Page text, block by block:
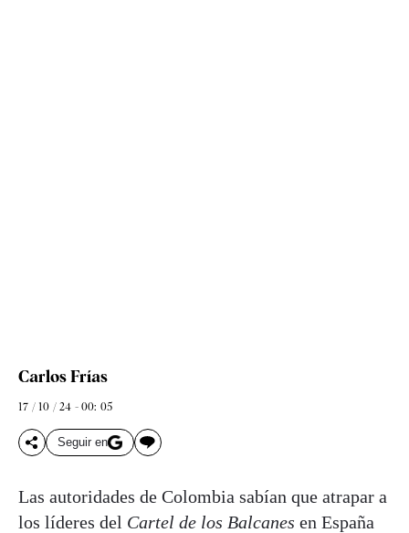
Carlos Frías
17 / 10 / 24 - 00: 05
Seguir en
Las autoridades de Colombia sabían que atrapar a
los líderes del Cartel de los Balcanes en España